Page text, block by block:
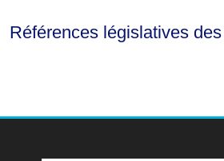
Références législatives